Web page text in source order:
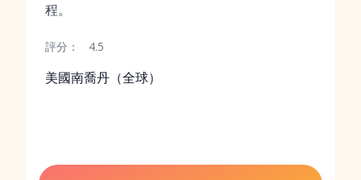
程。
評分： 4.5
美國南喬丹（全球）